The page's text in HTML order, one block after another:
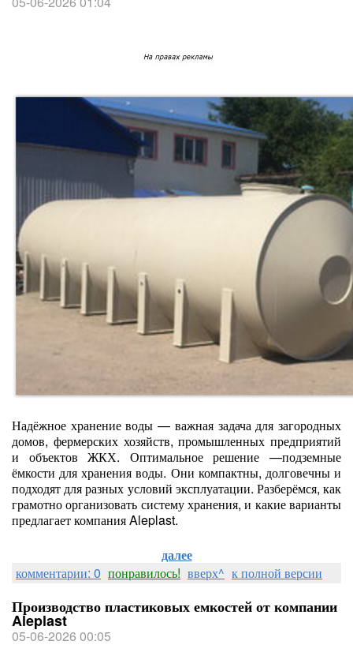
Надёжное хранение воды — важная задача для загородных
домов, фермерских хозяйств, промышленных предприятий
и объектов ЖКХ. Оптимальное решение —подземные
ёмкости для хранения воды. Они компактны, долговечны и
подходят для разных условий эксплуатации. Разберёмся, как
грамотно организовать систему хранения, и какие варианты
предлагает компания Aleplast.
далее
комментарии: 0 понравилось! вверх^ к полной версии
Производство пластиковых емкостей от компании
Aleplast
05-06-2026 00:05